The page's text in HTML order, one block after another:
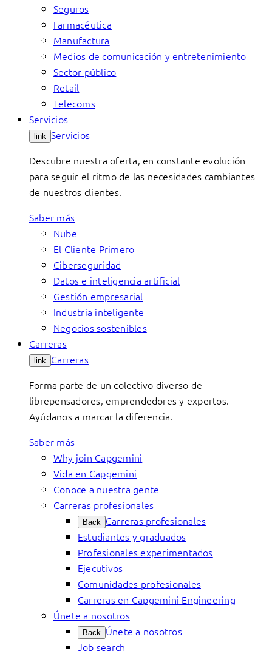
Seguros
Farmacéutica
Manufactura
Medios de comunicación y entretenimiento
Sector público
Retail
Telecoms
Servicios
link Servicios
Descubre nuestra oferta, en constante evolución
para seguir el ritmo de las necesidades cambiantes
de nuestros clientes.
Saber más
Nube
El Cliente Primero
Ciberseguridad
Datos e inteligencia artificial
Gestión empresarial
Industria inteligente
Negocios sostenibles
Carreras
link Carreras
Forma parte de un colectivo diverso de
librepensadores, emprendedores y expertos.
Ayúdanos a marcar la diferencia.
Saber más
Why join Capgemini
Vida en Capgemini
Conoce a nuestra gente
Carreras profesionales
Back Carreras profesionales
Estudiantes y graduados
Profesionales experimentados
Ejecutivos
Comunidades profesionales
Carreras en Capgemini Engineering
Únete a nosotros
Back Únete a nosotros
Job search